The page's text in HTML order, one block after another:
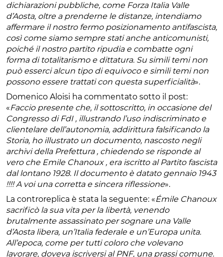
dichiarazioni pubbliche, come Forza Italia Valle
d’Aosta, oltre a prenderne le distanze, intendiamo
affermare il nostro fermo posizionamento antifascista,
così come siamo sempre stati anche anticomunisti,
poiché il nostro partito ripudia e combatte ogni
forma di totalitarismo e dittatura. Su simili temi non
può esserci alcun tipo di equivoco e simili temi non
possono essere trattati con questa superficialità».
Domenico Aloisi ha commentato sotto il post:
«Faccio presente che, il sottoscritto, in occasione del
Congresso di FdI , illustrando l’uso indiscriminato e
clientelare dell’autonomia, addirittura falsificando la
Storia, ho illustrato un documento, nascosto negli
archivi della Prefettura , chiedendo se risponde al
vero che Emile Chanoux , era iscritto al Partito fascista
dal lontano 1928. Il documento è datato gennaio 1943
!!!! A voi una corretta e sincera riflessione».
La controreplica è stata la seguente: «Émile Chanoux
sacrificò la sua vita per la libertà, venendo
brutalmente assassinato per sognare una Valle
d’Aosta libera, un’Italia federale e un’Europa unita.
All’epoca, come per tutti coloro che volevano
lavorare, doveva iscriversi al PNF, una prassi comune.